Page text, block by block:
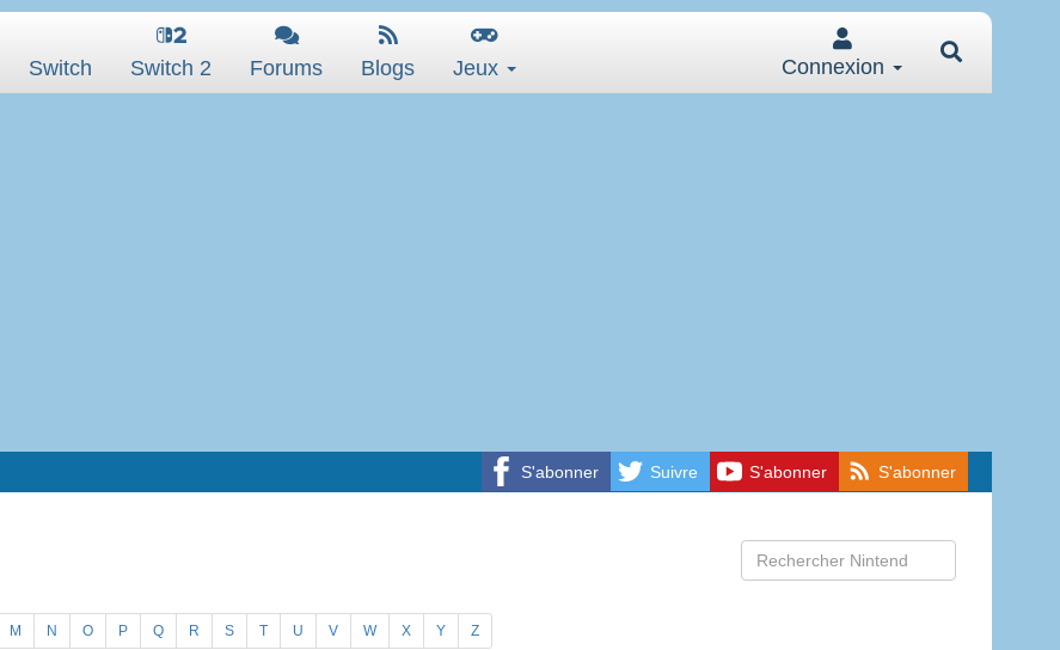
Switch Switch 2 Forums Blogs Jeux Connexion
S'abonner Suivre S'abonner S'abonner
M N O P Q R S T U V W X Y Z